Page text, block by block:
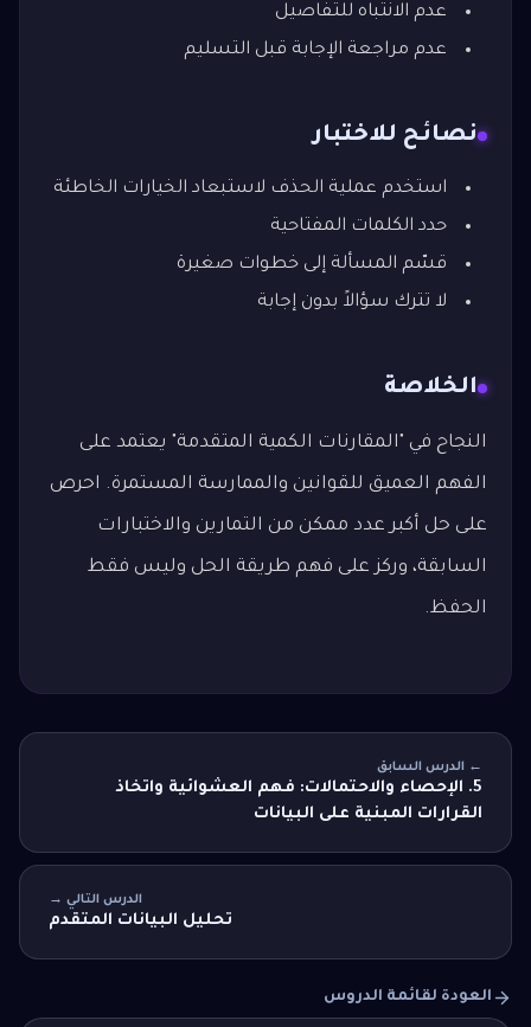
عدم الانتباه للتفاصيل
عدم مراجعة الإجابة قبل التسليم
نصائح للاختبار
استخدم عملية الحذف لاستبعاد الخيارات الخاطئة
حدد الكلمات المفتاحية
قسّم المسألة إلى خطوات صغيرة
لا تترك سؤالاً بدون إجابة
الخلاصة
النجاح في "المقارنات الكمية المتقدمة" يعتمد على
الفهم العميق للقوانين والممارسة المستمرة. احرص
على حل أكبر عدد ممكن من التمارين والاختبارات
السابقة، وركز على فهم طريقة الحل وليس فقط
الحفظ.
← الدرس السابق
5. الإحصاء والاحتمالات: فهم العشوائية واتخاذ
القرارات المبنية على البيانات
الدرس التالي →
تحليل البيانات المتقدم
العودة لقائمة الدروس